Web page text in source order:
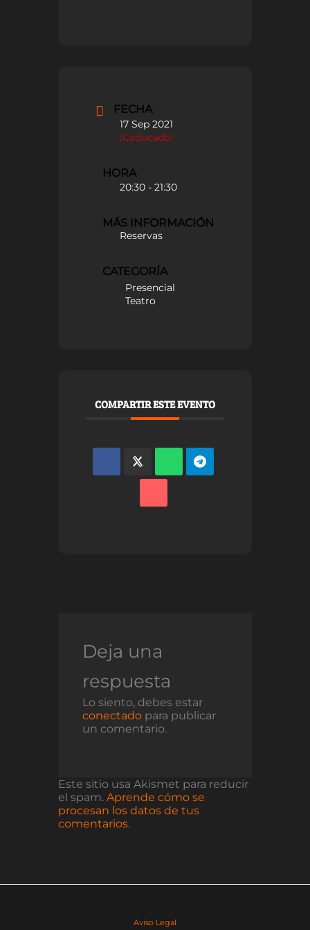
FECHA
17 Sep 2021
¡Caducado!
HORA
20:30 - 21:30
MÁS INFORMACIÓN
Reservas
CATEGORÍA
Presencial
Teatro
COMPARTIR ESTE EVENTO
Deja una
respuesta
Lo siento, debes estar
conectado para publicar
un comentario.
Este sitio usa Akismet para reducir
el spam. Aprende cómo se
procesan los datos de tus
comentarios.
Aviso Legal